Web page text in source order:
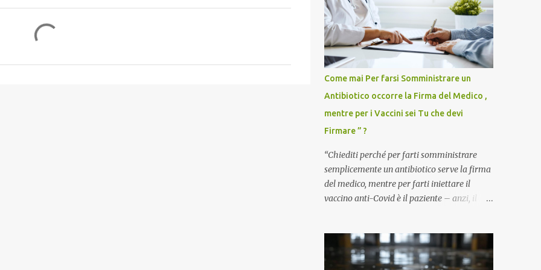
Come mai Per farsi Somministrare un
Antibiotico occorre la Firma del Medico ,
mentre per i Vaccini sei Tu che devi
Firmare ” ?
“Chiediti perché per farti somministrare
semplicemente un antibiotico serve la firma
del medico, mentre per farti iniettare il
vaccino anti-Covid è il paziente – anzi, il
domanda tanto semplice quanto devastante
quella posta dal dottor Andrea Stramezzi,